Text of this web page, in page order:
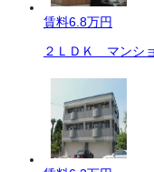
賃料6.8万円
２ＬＤＫ マンシ